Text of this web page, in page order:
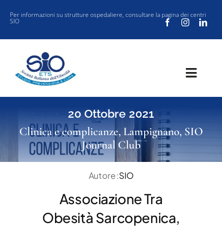
contenuto
Per informazioni su strutture ospedaliere, consultare la pagina dei centri
SIO
SOCIETÀ
CLINICA
VUOI ISCRIVERTI ALLA SIO?
EVENTI
20 Ottobre 2021
Clinica e complicanze, Lampignano, SIO
Journal Club
Autore :SIO
Associazione Tra
Obesità Sarcopenica,